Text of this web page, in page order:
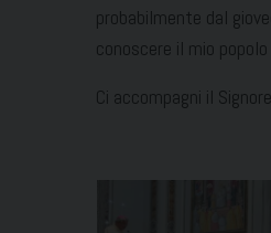
probabilmente dal
conoscere il mio
Ci accompagni il